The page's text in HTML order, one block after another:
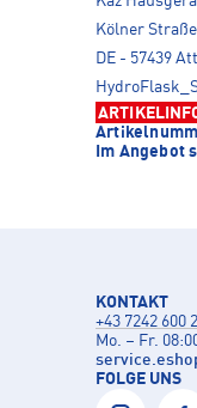
Kölner
DE - 57439
Im Angebot
KONTAKT
+43 7242 600
Mo. – Fr.
FOLGE UNS